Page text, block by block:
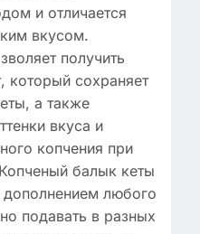
и отличается
вкусом.
получить
который сохраняет
а также
вкуса и
копчения при
балык кеты
любого
подавать в разных